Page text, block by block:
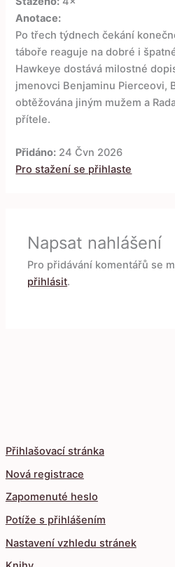
Přihlašovací stránka
Nová registrace
Zapomenuté heslo
Potíže s přihlášením
Nastavení vzhledu stránek
Anotace:
Po třech týdnech čekání
táboře reaguje na dobré i
Hawkeye dostává milostné
jmenovci Benjaminu Pierceovi,
obtěžována jiným mužem a
přítele.
Přidáno: 24 Čvn 2026
Pro stažení se přihlaste
Napsat nahlášení
Pro přidávání komentářů se
přihlásit.